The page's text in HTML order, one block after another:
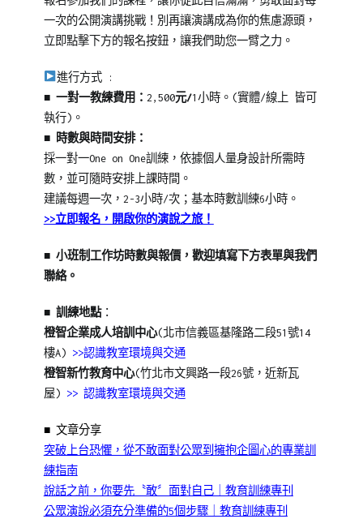
一次的公開演講挑戰！別再讓演講成為你的焦慮源頭，
立即點擊下方的報名按鈕，讓我們助您一臂之力。
進行方式 :
■ 一對一教練費用： 2,500元/1小時。(實體/線上 皆可
執行)。
■ 時數與時間安排：
採一對一One on One訓練，依據個人量身設計所需時
數，並可隨時安排上課時間。
建議每週一次，2-3小時/次；基本時數訓練6小時。
>>立即報名，開啟你的演說之旅！
■ 小班制工作坊時數與報價，歡迎填寫下方表單與我們
聯絡。
■ 訓練地點：
橙智企業成人培訓中心(北市信義區基隆路二段51號14
樓A) >>認識教室環境與交通
橙智新竹教育中心(竹北市文興路一段26號，近新瓦
屋) >> 認識教室環境與交通
■ 文章分享
突破上台恐懼，從不敢面對公眾到擁抱企圖心的專業訓
練指南
說話之前，你要先〝敢〞面對自己｜教育訓練專刊
公眾演說必須充分準備的5個步驟｜教育訓練專刊